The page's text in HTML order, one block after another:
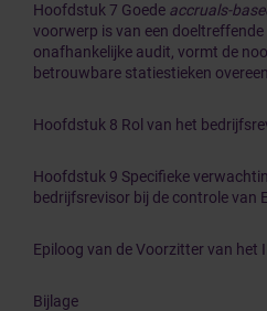
Hoofdstuk 7 Goede accruals-
voorwerp is van een
onafhankelijke audit, vormt de
betrouwbare statiestieken
Hoofdstuk 8 Rol van het
Hoofdstuk 9 Specifieke
bedrijfsrevisor bij de controle van
Epiloog van de Voorzitter van het
Bijlage